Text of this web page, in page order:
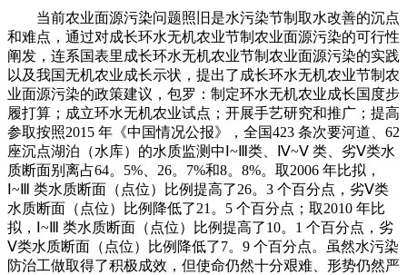
当前农业面源污染问题照旧是水污染节制取水改善的沉点
和难点，通过对成长环水无机农业节制农业面源污染的可行性
阐发，连系国表里成长环水无机农业节制农业面源污染的实践
以及我国无机农业成长示状，提出了成长环水无机农业节制农
业面源污染的政策建议，包罗：制定环水无机农业成长国度步
履打算；成立环水无机农业试点；开展手艺研究和推广；提高
参取按照2015 年《中国情况公报》，全国423 条次要河道、62
座沉点湖泊（水库）的水质监测中Ⅰ~Ⅲ类、Ⅳ~Ⅴ 类、劣Ⅴ类水
质断面别离占64。5%、26。7%和8。8%。取2006 年比拟，
Ⅰ~Ⅲ 类水质断面（点位）比例提高了26。3 个百分点，劣Ⅴ类
水质断面（点位）比例降低了21。5 个百分点；取2010 年比
拟，Ⅰ~Ⅲ 类水质断面（点位）比例提高了10。1 个百分点，劣
Ⅴ类水质断面（点位）比例降低了7。9 个百分点。虽然水污染
防治工做取得了积极成效，但使命仍然十分艰难、形势仍然严